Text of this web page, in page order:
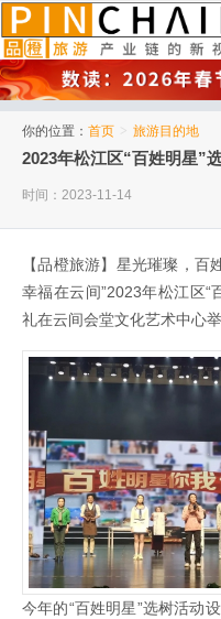
你的位置： 首页 > 旅游目的地
2023年松江区“百姓明星”
时间：2023-11-14
【品橙旅游】星光璀璨，百
幸福在云间”2023年松江区“
礼在云间会堂文化艺术中心举
今年的“百姓明星”选树活动